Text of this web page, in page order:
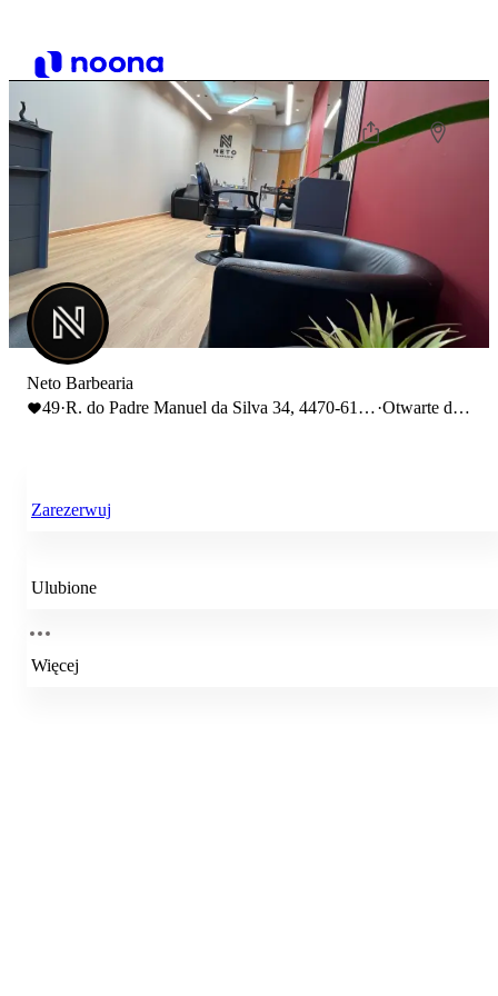
Neto Barbearia
49·R. do Padre Manuel da Silva 34, 4470-618 ·Otwarte do
Zarezerwuj
Ulubione
Więcej